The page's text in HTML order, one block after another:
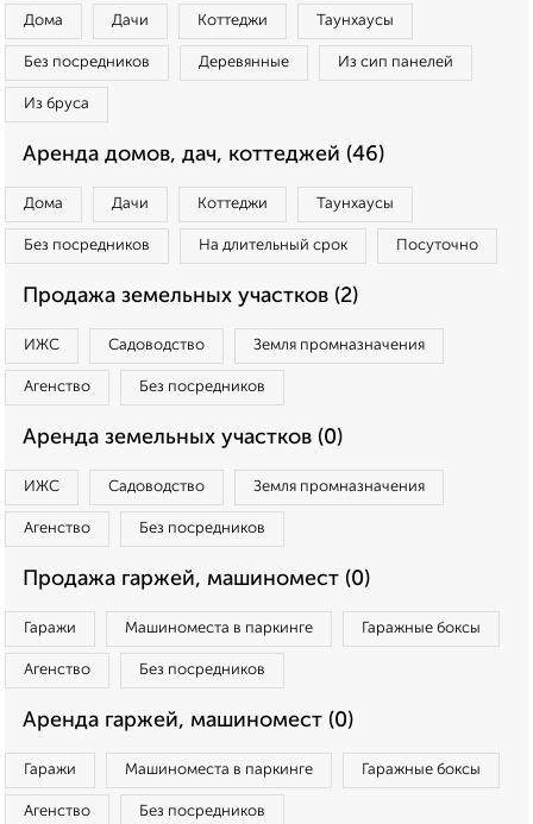
Дома Дачи Коттеджи Таунхаусы
Без посредников Деревянные Из сип панелей
Из бруса
Аренда домов, дач, коттеджей (46)
Дома Дачи Коттеджи Таунхаусы
Без посредников На длительный срок Посуточно
Продажа земельных участков (2)
ИЖС Садоводство Земля промназначения
Агенство Без посредников
Аренда земельных участков (0)
ИЖС Садоводство Земля промназначения
Агенство Без посредников
Продажа гаржей, машиномест (0)
Гаражи Машиноместа в паркинге Гаражные боксы
Агенство Без посредников
Аренда гаржей, машиномест (0)
Гаражи Машиноместа в паркинге Гаражные боксы
Агенство Без посредников